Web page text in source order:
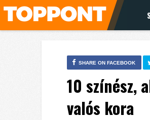
SHARE ON FACEBOOK
10 színész,
valós kora